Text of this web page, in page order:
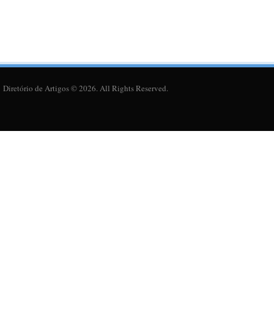
Diretório de Artigos © 2026. All Rights Reserved.